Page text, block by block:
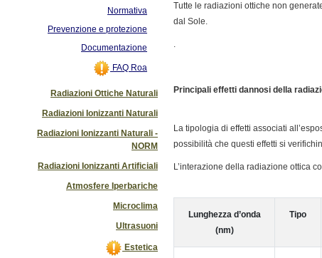
Normativa
Prevenzione e protezione
Documentazione
FAQ Roa
Radiazioni Ottiche Naturali
Radiazioni Ionizzanti Naturali
Radiazioni Ionizzanti Naturali -
NORM
Radiazioni Ionizzanti Artificiali
Atmosfere Iperbariche
Microclima
Ultrasuoni
Estetica
Tutte le radiazioni ottiche non
dal Sole.
.
Principali effetti dannosi della
La tipologia di effetti associati
possibilità che questi effetti si
L’interazione della radiazione ottica
Lunghezza d’onda
(nm)
Tipo